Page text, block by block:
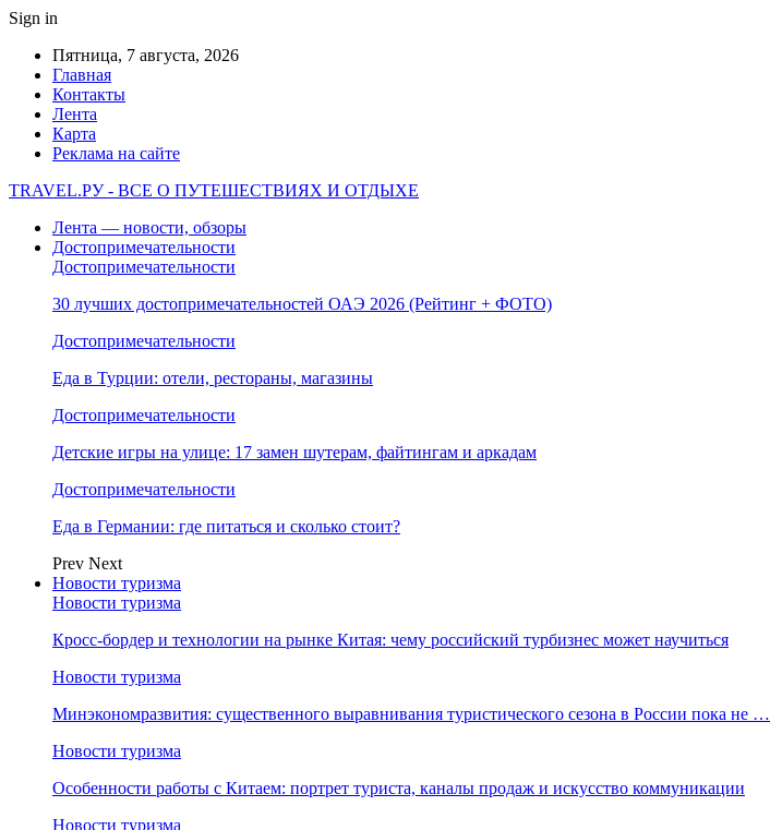
Sign in
Пятница, 7 августа, 2026
Главная
Контакты
Лента
Карта
Реклама на сайте
TRAVEL.РУ - ВСЕ О ПУТЕШЕСТВИЯХ И ОТДЫХЕ
Лента — новости, обзоры
Достопримечательности
Достопримечательности
30 лучших достопримечательностей ОАЭ 2026 (Рейтинг + ФОТО)
Достопримечательности
Еда в Турции: отели, рестораны, магазины
Достопримечательности
Детские игры на улице: 17 замен шутерам, файтингам и аркадам
Достопримечательности
Еда в Германии: где питаться и сколько стоит?
Prev Next
Новости туризма
Новости туризма
Кросс-бордер и технологии на рынке Китая: чему российский турбизнес может научиться
Новости туризма
Минэкономразвития: существенного выравнивания туристического сезона в России пока не …
Новости туризма
Особенности работы с Китаем: портрет туриста, каналы продаж и искусство коммуникации
Новости туризма